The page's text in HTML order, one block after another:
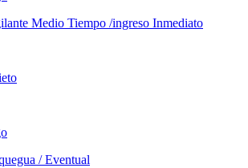
Medio Tiempo /ingreso Inmediato
/ Eventual